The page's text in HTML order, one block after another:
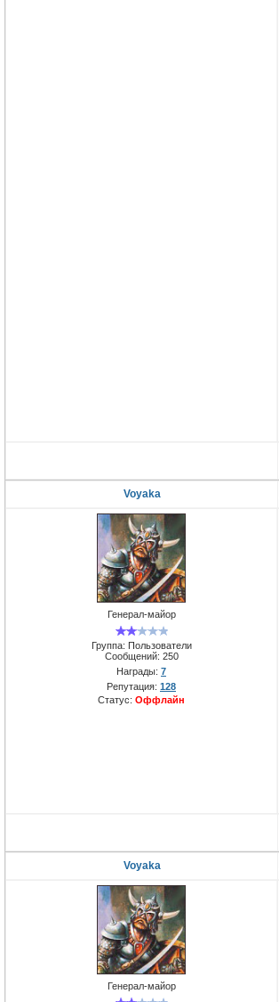
Voyaka
Генерал-майор
Группа: Пользователи
Сообщений: 250
Награды: 7
Репутация: 128
Статус: Оффлайн
Voyaka
Генерал-майор